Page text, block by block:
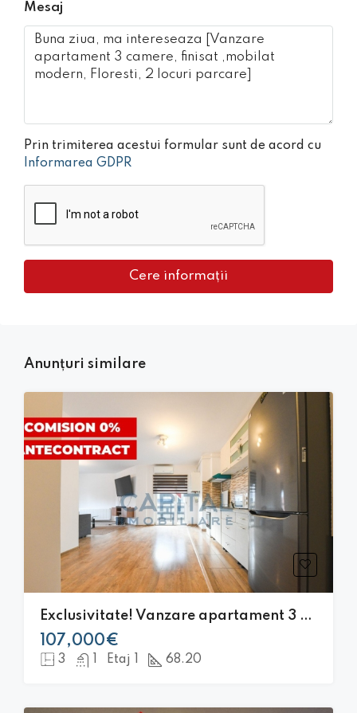
Mesaj
Prin trimiterea acestui formular sunt de acord cu
Informarea GDPR
Cere informații
Anunțuri similare
Exclusivitate! Vanzare apartament 3 camere, Donath Park
107,000€
3 Etaj 1 68.20